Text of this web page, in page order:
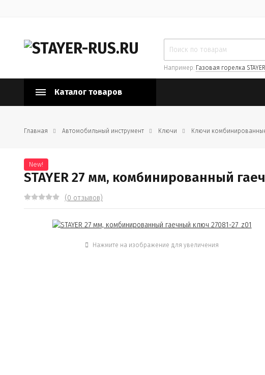
Например: Газовая горелка STAYER
Каталог товаров
Главная Автомобильный инструмент Ключи Ключи
New!
STAYER 27 мм, комбинированный
(0 отзывов)
Нажмите на изображение для увеличения